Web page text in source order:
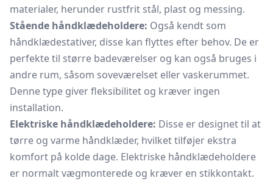
materialer, herunder rustfrit stål, plast og messing.
Stående håndklædeholdere: Også kendt som
håndklædestativer, disse kan flyttes efter behov. De er
perfekte til større badeværelser og kan også bruges i
andre rum, såsom soveværelset eller vaskerummet.
Denne type giver fleksibilitet og kræver ingen
installation.
Elektriske håndklædeholdere: Disse er designet til at
tørre og varme håndklæder, hvilket tilføjer ekstra
komfort på kolde dage. Elektriske håndklædeholdere
er normalt vægmonterede og kræver en stikkontakt.